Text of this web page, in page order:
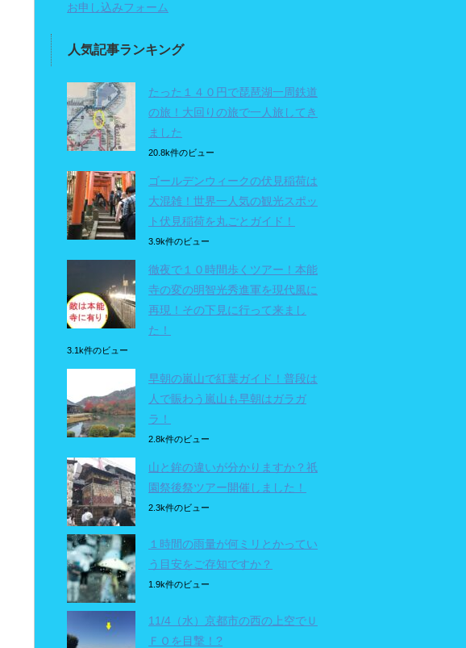
お申し込みフォーム
人気記事ランキング
たった１４０円で琵琶湖一周鉄道
の旅！大回りの旅で一人旅してき
ました
20.8k件のビュー
ゴールデンウィークの伏見稲荷は
大混雑！世界一人気の観光スポッ
ト伏見稲荷を丸ごとガイド！
3.9k件のビュー
徹夜で１０時間歩くツアー！本能
寺の変の明智光秀進軍を現代風に
再現！その下見に行って来まし
た！
3.1k件のビュー
早朝の嵐山で紅葉ガイド！普段は
人で賑わう嵐山も早朝はガラガ
ラ！
2.8k件のビュー
山と鉾の違いが分かりますか？祇
園祭後祭ツアー開催しました！
2.3k件のビュー
１時間の雨量が何ミリとかってい
う目安をご存知ですか？
1.9k件のビュー
11/4（水）京都市の西の上空でＵ
ＦＯを目撃！?